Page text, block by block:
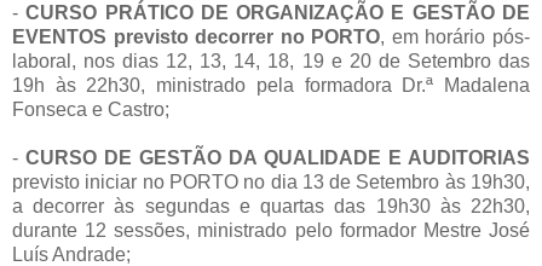
-CURSO PRÁTICO DE ORGANIZAÇÃO E GESTÃO DE
EVENTOS previsto decorrer no PORTO, em horário pós-
laboral, nos dias 12, 13, 14, 18, 19 e 20 de Setembro das
19h às 22h30, ministrado pela formadora Dr.ª Madalena
Fonseca e Castro;
- CURSO DE GESTÃO DA QUALIDADE E AUDITORIAS
previsto iniciar no PORTO no dia 13 de Setembro às 19h30,
a decorrer às segundas e quartas das 19h30 às 22h30,
durante 12 sessões, ministrado pelo formador Mestre José
Luís Andrade;